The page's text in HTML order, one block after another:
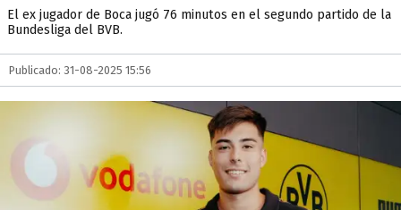
El ex jugador de Boca jugó 76 minutos en el segundo partido de la
Bundesliga del BVB.
Publicado: 31-08-2025 15:56